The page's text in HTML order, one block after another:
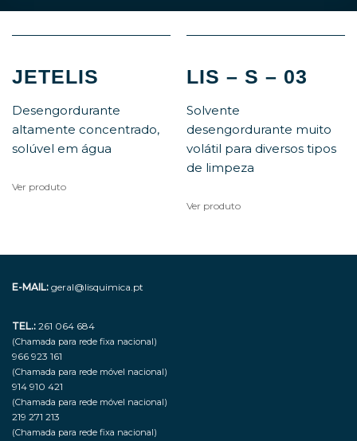
JETELIS
Desengordurante
altamente concentrado,
solúvel em água
Ver produto
LIS – S – 03
Solvente
desengordurante muito
volátil para diversos tipos
de limpeza
Ver produto
E-MAIL: geral@lisquimica.pt
TEL.: 261 064 684
(Chamada para rede fixa nacional)
966 923 161
(Chamada para rede móvel nacional)
914 910 421
(Chamada para rede móvel nacional)
219 271 213
(Chamada para rede fixa nacional)